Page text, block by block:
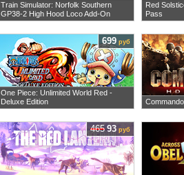
Train Simulator: Norfolk Southern
GP38-2 High Hood Loco Add-On
Red
Pass
One Piece: Unlimited World Red -
Deluxe Edition
699 руб
465 93 руб